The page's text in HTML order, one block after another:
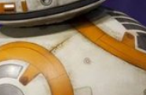
กลายเป็นของจริงที่เรา